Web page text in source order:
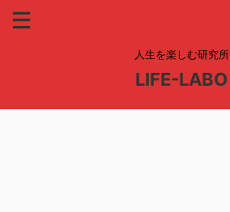
人生を楽しむ研究所
LIFE-LABO